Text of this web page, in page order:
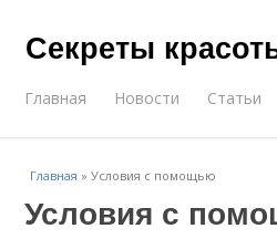
Секреты
Главная Новости Статьи
Главная »Условия с помощью
Условия с